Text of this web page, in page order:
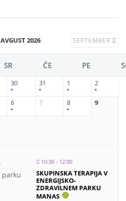
AVGUST 2026 SEPTEMBER
SR ČE PE
30 31 1 2
6 7 8 9
10:30 - 12:00
SKUPINSKA TERAPIJA V
ENERGIJSKO-
ZDRAVILNEM PARKU
MANAS